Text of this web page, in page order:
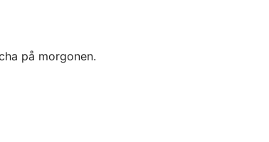
på morgonen.